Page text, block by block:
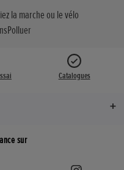
la marche ou le vélo
Catalogues
sur